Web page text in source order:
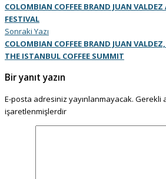
COLOMBIAN COFFEE BRAND JUAN
FESTIVAL
Sonraki Yazı
COLOMBIAN COFFEE BRAND JUAN
THE ISTANBUL COFFEE SUMMIT
Bir yanıt yazın
E-posta adresiniz yayınlanmayacak. Gerekli
işaretlenmişlerdir